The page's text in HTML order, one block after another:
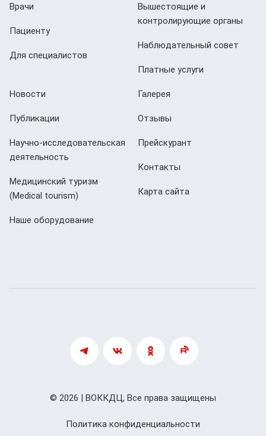
Врачи
Пациенту
Для специалистов
Вышестоящие и
контролирующие органы
Наблюдательный совет
Платные услуги
Новости
Публикации
Научно-исследовательская
деятельность
Медицинский туризм
(Мedical tourism)
Наше оборудование
Галерея
Отзывы
Прейскурант
Контакты
Карта сайта
Политика конфиденциальности
© 2026 | ВОККДЦ, Все права защищены